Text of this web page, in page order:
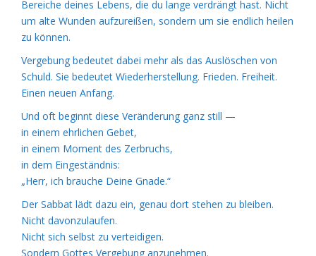
Bereiche deines Lebens, die du lange verdrängt hast. Nicht
um alte Wunden aufzureißen, sondern um sie endlich heilen
zu können.
Vergebung bedeutet dabei mehr als das Auslöschen von
Schuld. Sie bedeutet Wiederherstellung. Frieden. Freiheit.
Einen neuen Anfang.
Und oft beginnt diese Veränderung ganz still —
in einem ehrlichen Gebet,
in einem Moment des Zerbruchs,
in dem Eingeständnis:
„Herr, ich brauche Deine Gnade.“
Der Sabbat lädt dazu ein, genau dort stehen zu bleiben.
Nicht davonzulaufen.
Nicht sich selbst zu verteidigen.
Sondern Gottes Vergebung anzunehmen.